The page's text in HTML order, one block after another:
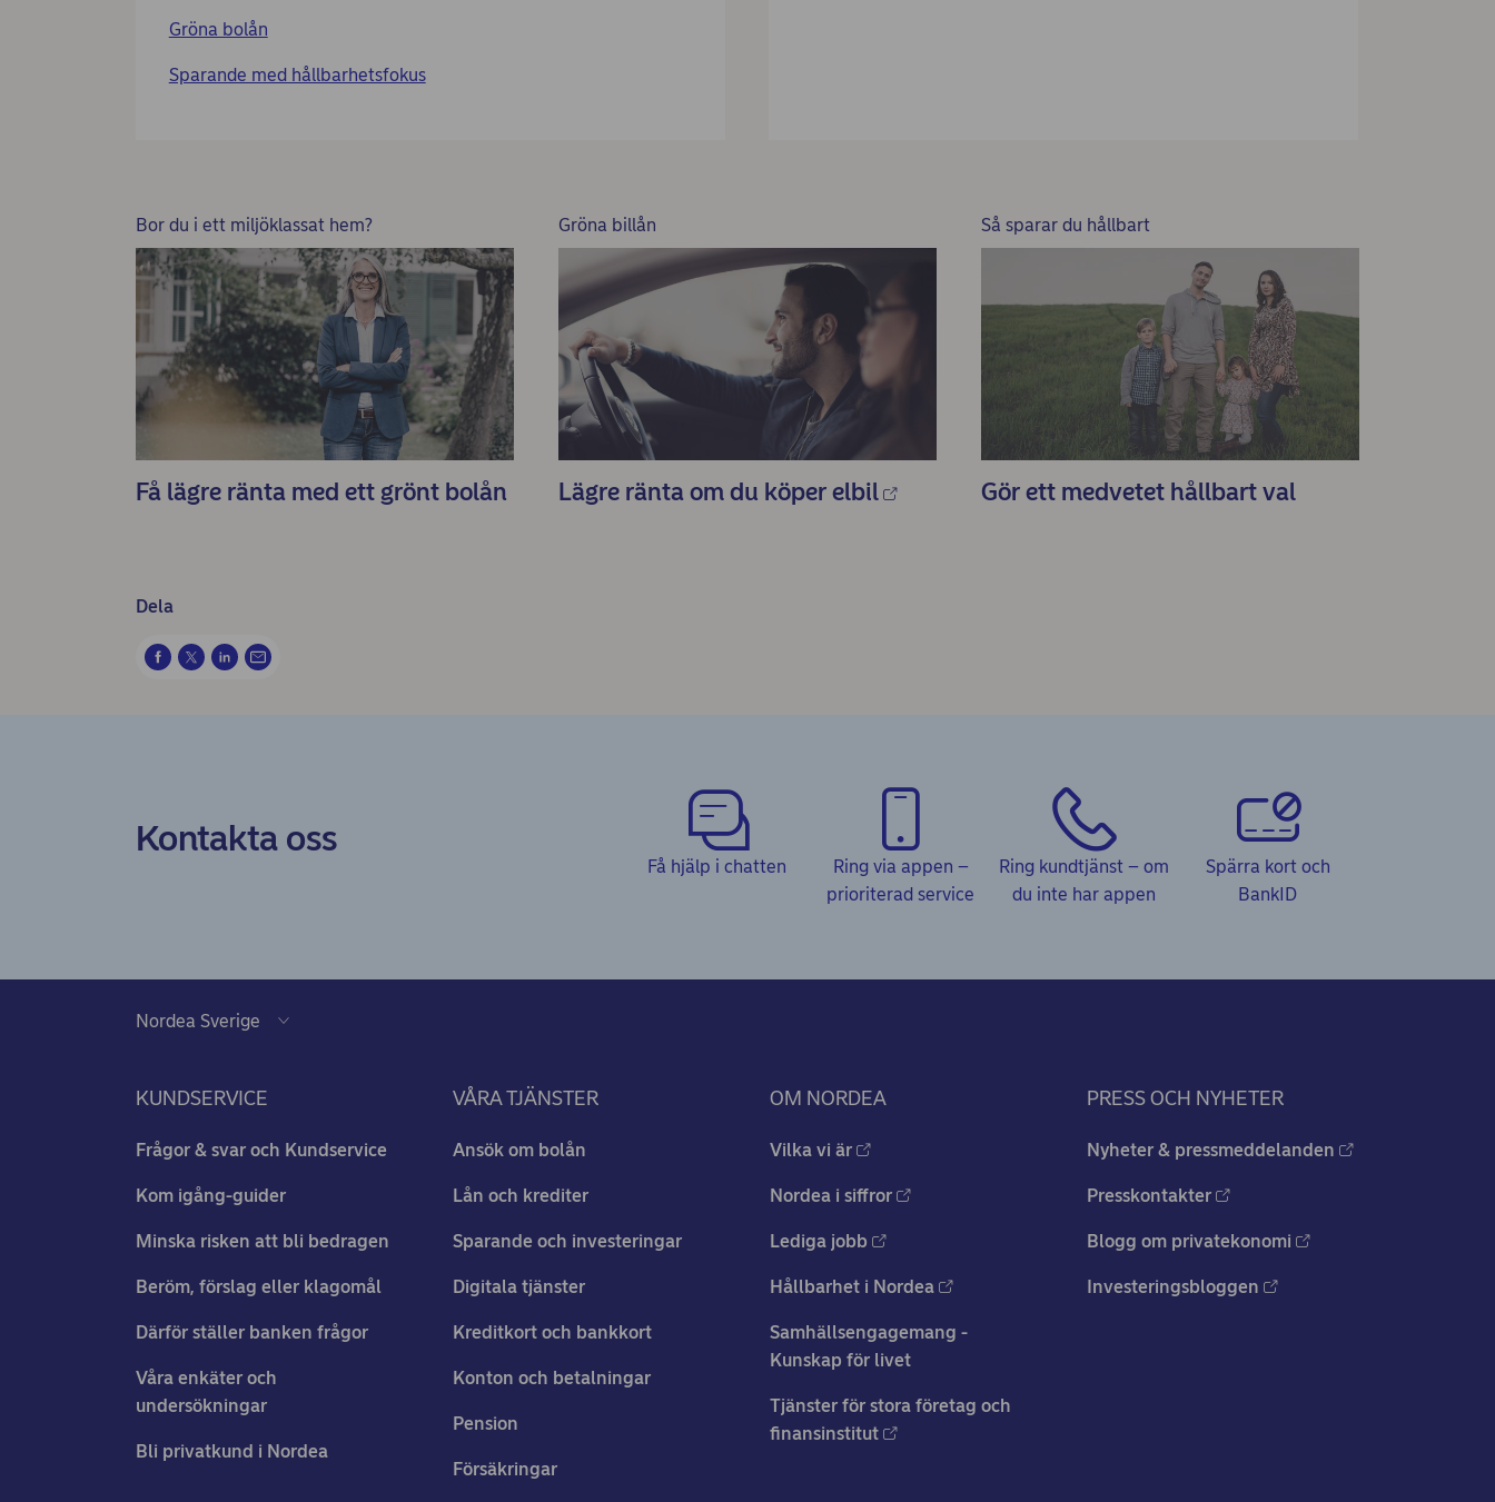
Gröna bolån
Sparande med hållbarhetsfokus
Bor du i ett miljöklassat hem?
Få lägre ränta med ett grönt bolån
Gröna billån
Lägre ränta om du köper elbil
Så sparar du hållbart
Gör ett medvetet hållbart val
Dela
Kontakta oss
Få hjälp i chatten
Ring via appen –
prioriterad service
Ring kundtjänst – om
du inte har appen
Spärra kort och
BankID
KUNDSERVICE
Frågor & svar och Kundservice
Kom igång-guider
Minska risken att bli bedragen
Beröm, förslag eller klagomål
Därför ställer banken frågor
Våra enkäter och
undersökningar
Bli privatkund i Nordea
VÅRA TJÄNSTER
Ansök om bolån
Lån och krediter
Sparande och investeringar
Digitala tjänster
Kreditkort och bankkort
Konton och betalningar
Pension
Försäkringar
OM NORDEA
Vilka vi är
Nordea i siffror
Lediga jobb
Hållbarhet i Nordea
Samhällsengagemang -
Kunskap för livet
Tjänster för stora företag och
finansinstitut
PRESS OCH NYHETER
Nyheter & pressmeddelanden
Presskontakter
Blogg om privatekonomi
Investeringsbloggen